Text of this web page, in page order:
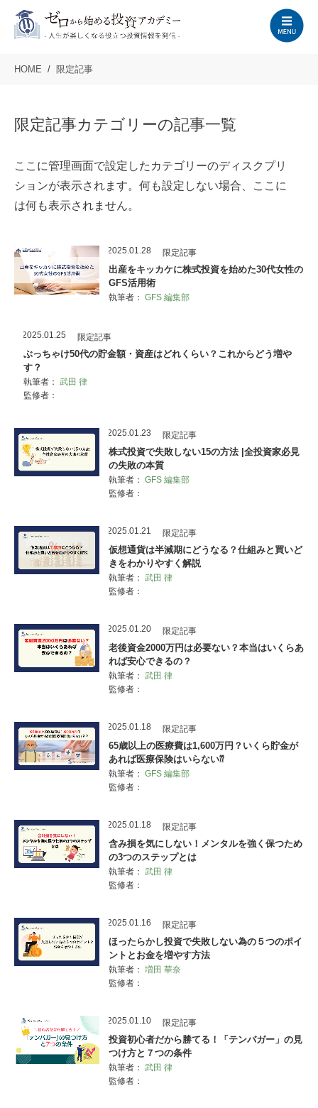
HOME 限定記事
限定記事カテゴリーの記事一覧
ここに管理画面で設定したカテゴリーのディスクプリ
ションが表示されます。何も設定しない場合、ここに
は何も表示されません。
2025.01.28 限定記事
出産をキッカケに株式投資を始めた30代女性の
GFS活用術
執筆者： GFS 編集部
2025.01.25 限定記事
ぶっちゃけ50代の貯金額・資産はどれくらい？これからどう増や
す？
執筆者： 武田 律
監修者：
2025.01.23 限定記事
株式投資で失敗しない15の方法 |全投資家必見
の失敗の本質
執筆者： GFS 編集部
監修者：
2025.01.21 限定記事
仮想通貨は半減期にどうなる？仕組みと買いど
きをわかりやすく解説
執筆者： 武田 律
監修者：
2025.01.20 限定記事
老後資金2000万円は必要ない？本当はいくらあ
れば安心できるの？
執筆者： 武田 律
監修者：
2025.01.18 限定記事
65歳以上の医療費は1,600万円？いくら貯金が
あれば医療保険はいらない⁇
執筆者： GFS 編集部
監修者：
2025.01.18 限定記事
含み損を気にしない！メンタルを強く保つため
の3つのステップとは
執筆者： 武田 律
監修者：
2025.01.16 限定記事
ほったらかし投資で失敗しない為の５つのポイ
ントとお金を増やす方法
執筆者： 増田 華奈
監修者：
2025.01.10 限定記事
投資初心者だから勝てる！「テンバガー」の見
つけ方と７つの条件
執筆者： 武田 律
監修者：